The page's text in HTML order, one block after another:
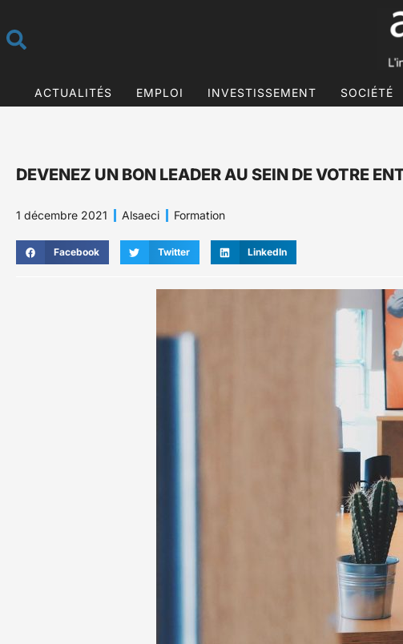
ACTUALITÉS EMPLOI INVESTISSEMENT SOCIÉTÉ
DEVENEZ UN BON LEADER AU SEIN DE VOTRE
1 décembre 2021 Alsaeci Formation
Facebook Twitter LinkedIn